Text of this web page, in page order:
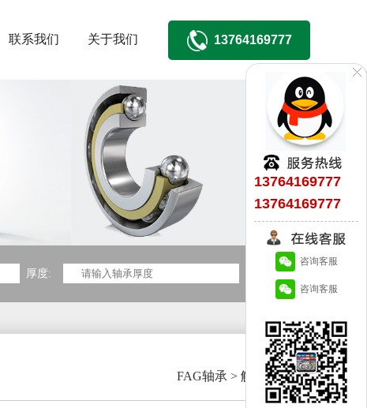
联系我们 关于我们 13764169777
厚度:
FAG轴承 > 解决方案
13764169777
13764169777
咨询客服
咨询客服